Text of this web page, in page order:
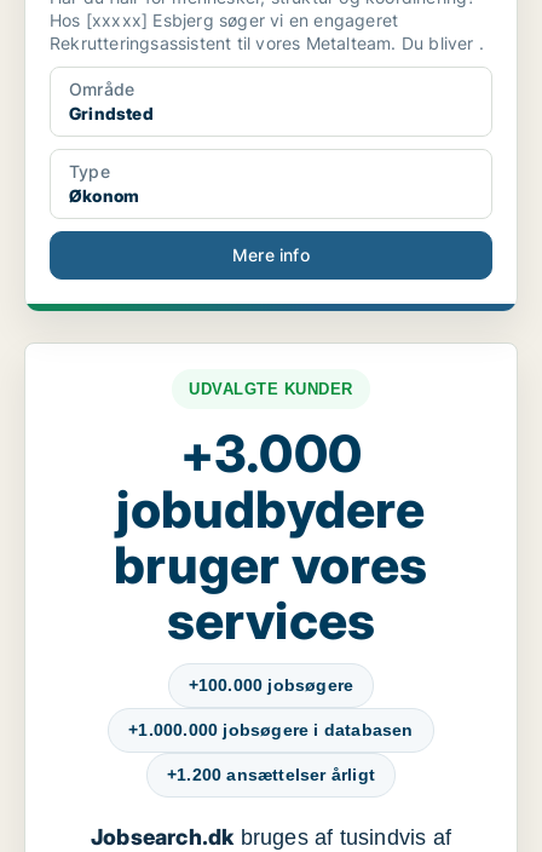
Hos [xxxxx] Esbjerg søger vi en engageret
Rekrutteringsassistent til vores Metalteam. Du bliver .
Område
Grindsted
Type
Økonom
Mere info
UDVALGTE KUNDER
+3.000
jobudbydere
bruger vores
services
+100.000 jobsøgere
+1.000.000 jobsøgere i databasen
+1.200 ansættelser årligt
Jobsearch.dkbruges af tusindvis af